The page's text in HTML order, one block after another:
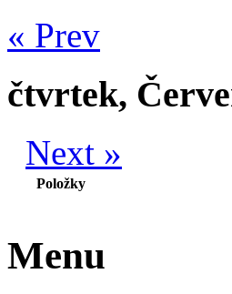
« Prev
čtvrtek,
Next »
Položky
Menu